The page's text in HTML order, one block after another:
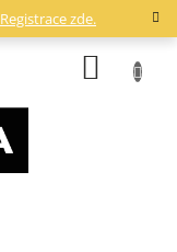
Registrace zde.